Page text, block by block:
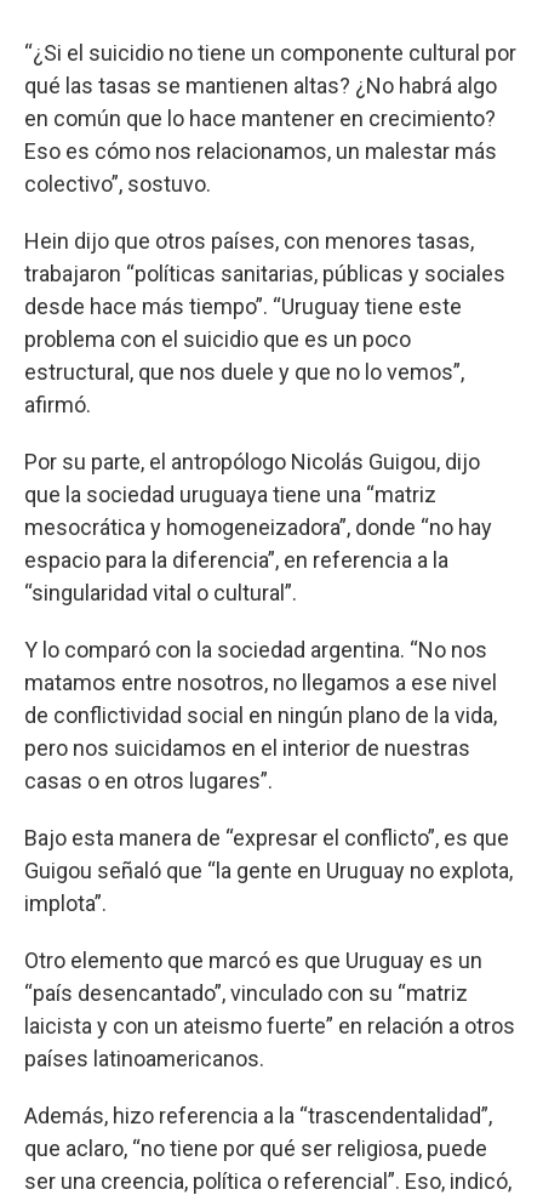
“¿Si el suicidio no tiene un componente cultural por
qué las tasas se mantienen altas? ¿No habrá algo
en común que lo hace mantener en crecimiento?
Eso es cómo nos relacionamos, un malestar más
colectivo”, sostuvo.
Hein dijo que otros países, con menores tasas,
trabajaron “políticas sanitarias, públicas y sociales
desde hace más tiempo”. “Uruguay tiene este
problema con el suicidio que es un poco
estructural, que nos duele y que no lo vemos”,
afirmó.
Por su parte, el antropólogo Nicolás Guigou, dijo
que la sociedad uruguaya tiene una “matriz
mesocrática y homogeneizadora”, donde “no hay
espacio para la diferencia”, en referencia a la
“singularidad vital o cultural”.
Y lo comparó con la sociedad argentina. “No nos
matamos entre nosotros, no llegamos a ese nivel
de conflictividad social en ningún plano de la vida,
pero nos suicidamos en el interior de nuestras
casas o en otros lugares”.
Bajo esta manera de “expresar el conflicto”, es que
Guigou señaló que “la gente en Uruguay no explota,
implota”.
Otro elemento que marcó es que Uruguay es un
“país desencantado”, vinculado con su “matriz
laicista y con un ateismo fuerte” en relación a otros
países latinoamericanos.
Además, hizo referencia a la “trascendentalidad”,
que aclaro, “no tiene por qué ser religiosa, puede
ser una creencia, política o referencial”. Eso, indicó,